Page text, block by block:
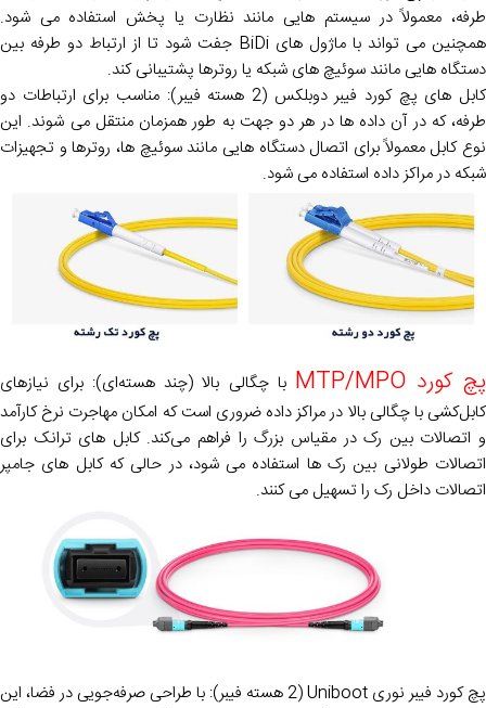
طرفه، معمولاً در سیستم هایی مانند نظارت یا پخش استفاده می شود.
همچنین می تواند با ماژول های BiDi جفت شود تا از ارتباط دو طرفه بین
دستگاه هایی مانند سوئیچ های شبکه یا روترها پشتیبانی کند.
کابل های پچ کورد فیبر دوبلکس (2 هسته فیبر): مناسب برای ارتباطات دو
طرفه، که در آن داده ها در هر دو جهت به طور همزمان منتقل می شوند. این
نوع کابل معمولاً برای اتصال دستگاه هایی مانند سوئیچ ها، روترها و تجهیزات
شبکه در مراکز داده استفاده می شود.
پچ کورد MTP/MPO
با چگالی بالا (چند هسته‌ای): برای نیازهای
کابل‌کشی با چگالی بالا در مراکز داده ضروری است که امکان مهاجرت نرخ کارآمد
و اتصالات بین رک در مقیاس بزرگ را فراهم می‌کند. کابل های ترانک برای
اتصالات طولانی بین رک ها استفاده می شود، در حالی که کابل های جامپر
اتصالات داخل رک را تسهیل می کنند.
پچ کورد فیبر نوری Uniboot (2 هسته فیبر): با طراحی صرفه‌جویی در فضا، این